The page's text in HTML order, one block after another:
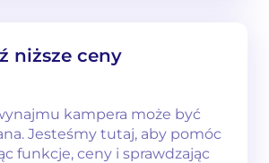
niższe ceny
kampera może być
Jesteśmy tutaj, aby pomóc
funkcje, ceny i sprawdzając